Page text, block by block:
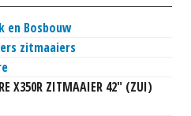
en Bosbouw
zitmaaiers
X350R ZITMAAIER 42" (ZUI)